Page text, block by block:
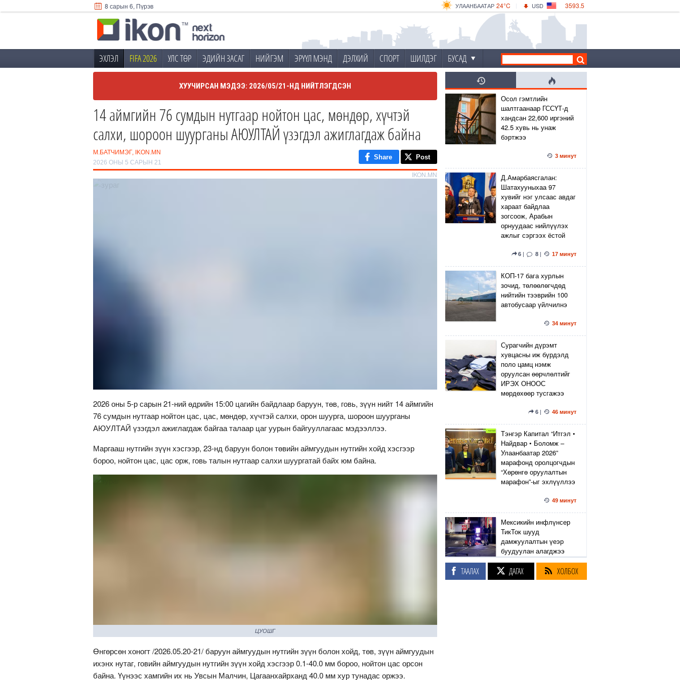
8 сарын 6, Пүрэв 24°C
УЛААНБААТАР
27°C
ДАРХАН
25°C
ЭРДЭНЭТ
USD 3593.5
4146.36
ЭХЛЭЛ FIFA 2026 УЛС ТӨР ЭДИЙН ЗАСАГ НИЙГЭМ ЭРҮҮЛ МЭНД ДЭЛХИЙ СПОРТ ШИЛДЭГ БУСАД
ХУУЧИРСАН МЭДЭЭ: 2026/05/21-НД НИЙТЛЭГДСЭН
14 аймгийн 76 сумдын нутгаар нойтон цас, мөндөр, хүчтэй
салхи, шороон шуурганы АЮУЛТАЙ үзэгдэл ажиглагдаж байна
М.БАТЧИМЭГ, IKON.MN
2026 ОНЫ 5 САРЫН 21
Share Post
IKON.MN
2026 оны 5-р сарын 21-ний өдрийн 15:00 цагийн байдлаар баруун, төв, говь, зүүн нийт 14 аймгийн
76 сумдын нутгаар нойтон цас, цас, мөндөр, хүчтэй салхи, орон шуурга, шороон шуурганы
АЮУЛТАЙ үзэгдэл ажиглагдаж байгаа талаар цаг уурын байгууллагаас мэдээллээ.
Маргааш нутгийн зүүн хэсгээр, 23-нд баруун болон төвийн аймгуудын нутгийн хойд хэсгээр
бороо, нойтон цас, цас орж, говь талын нутгаар салхи шуургатай байх юм байна.
ЦУОШГ
Өнгөрсөн хоногт /2026.05.20-21/ баруун аймгуудын нутгийн зүүн болон хойд, төв, зүүн аймгуудын
ихэнх нутаг, говийн аймгуудын нутгийн зүүн хойд хэсгээр 0.1-40.0 мм бороо, нойтон цас орсон
байна. Үүнээс хамгийн их нь Увсын Малчин, Цагаанхайрханд 40.0 мм хур тунадас оржээ.
Осол гэмтлийн
шалтгаанаар ГССҮТ-д
хандсан 22,600 иргэний
42.5 хувь нь унаж
бэртжээ
3 минут
Д.Амарбаясгалан:
Шатахууныхаа 97
хувийг нэг улсаас авдаг
хараат байдлаа
зогсоож, Арабын
орнуудаас нийлүүлэх
ажлыг сэргээх ёстой
6 | 8 | 17 минут
КОП-17 бага хурлын
зочид, төлөөлөгчдөд
нийтийн тээврийн 100
автобусаар үйлчилнэ
34 минут
Сурагчийн дүрэмт
хувцасны иж бүрдэлд
поло цамц нэмж
оруулсан өөрчлөлтийг
ИРЭХ ОНООС
мөрдөхөөр тусгажээ
6| 46 минут
Тэнгэр Капитал “Итгэл •
Найдвар • Боломж –
Улаанбаатар 2026”
марафонд оролцогчдын
“Хөрөнгө оруулалтын
марафон”-ыг эхлүүллээ
49 минут
Мексикийн инфлүнсер
ТикТок шууд
дамжуулалтын үеэр
буудуулан алагджээ
2| 1 цаг
ТААЛАХ ДАГАХ ХОЛБОХ